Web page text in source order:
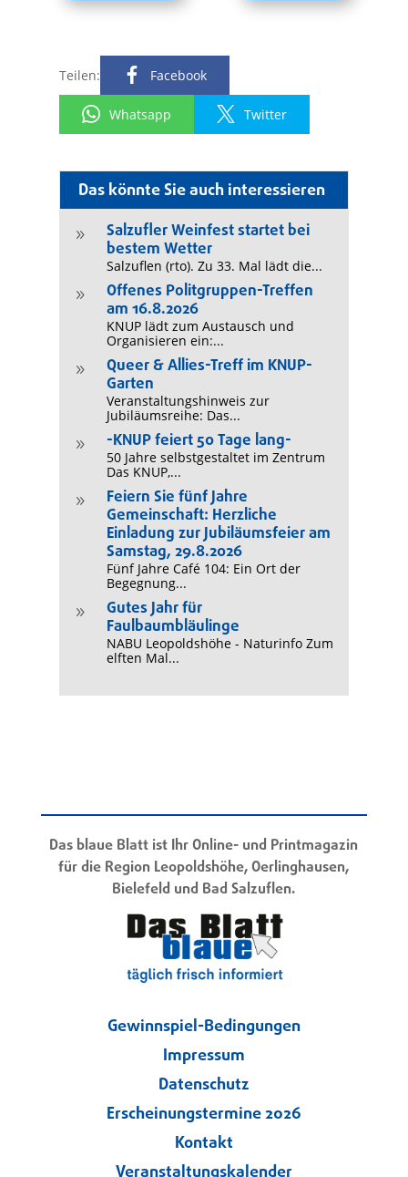
Das könnte Sie auch interessieren
9
Salzufler Weinfest startet bei
bestem Wetter
Salzuflen (rto). Zu 33. Mal lädt die...
9
Offenes Politgruppen-Treffen
am 16.8.2026
KNUP lädt zum Austausch und
Organisieren ein:...
9
Queer & Allies-Treff im KNUP-
Garten
Veranstaltungshinweis zur
Jubiläumsreihe: Das...
9 -KNUP feiert 50 Tage lang-
50 Jahre selbstgestaltet im Zentrum
Das KNUP,...
9
Feiern Sie fünf Jahre
Gemeinschaft: Herzliche
Einladung zur Jubiläumsfeier am
Samstag, 29.8.2026
Fünf Jahre Café 104: Ein Ort der
Begegnung...
9
Gutes Jahr für
Faulbaumbläulinge
NABU Leopoldshöhe - Naturinfo Zum
elften Mal...
Teilen: Facebook
Whatsapp Twitter
Das blaue Blatt ist Ihr Online- und Printmagazin
für die Region Leopoldshöhe, Oerlinghausen,
Bielefeld und Bad Salzuflen.
Gewinnspiel-Bedingungen
Impressum
Datenschutz
Erscheinungstermine 2026
Kontakt